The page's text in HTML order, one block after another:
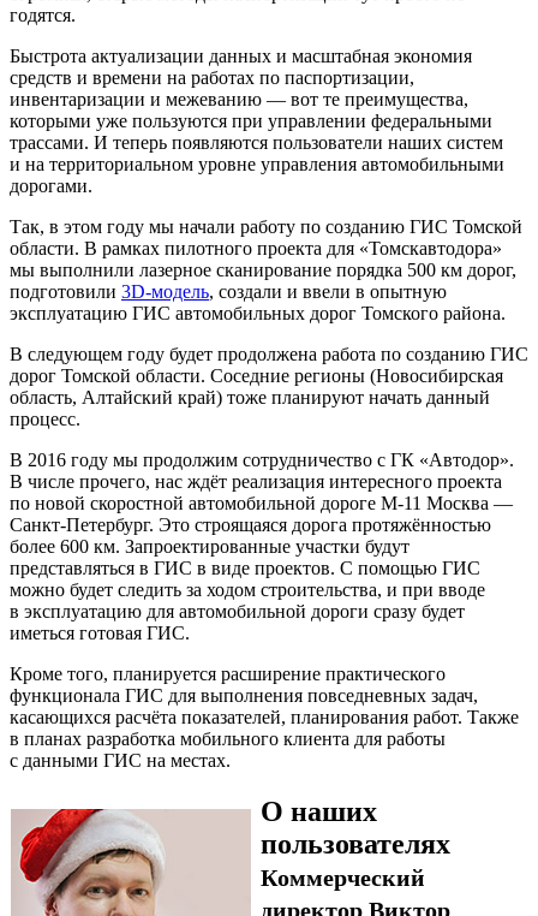
годятся.
Быстрота актуализации данных и масштабная экономия
средств и времени на работах по паспортизации,
инвентаризации и межеванию — вот те преимущества,
которыми уже пользуются при управлении федеральными
трассами. И теперь появляются пользователи наших систем
и на территориальном уровне управления автомобильными
дорогами.
Так, в этом году мы начали работу по созданию ГИС Томской
области. В рамках пилотного проекта для «Томскавтодора»
мы выполнили лазерное сканирование порядка 500 км дорог,
подготовили 3D-модель, создали и ввели в опытную
эксплуатацию ГИС автомобильных дорог Томского района.
В следующем году будет продолжена работа по созданию ГИС
дорог Томской области. Соседние регионы (Новосибирская
область, Алтайский край) тоже планируют начать данный
процесс.
В 2016 году мы продолжим сотрудничество с ГК «Автодор».
В числе прочего, нас ждёт реализация интересного проекта
по новой скоростной автомобильной дороге М-11 Москва —
Санкт-Петербург. Это строящаяся дорога протяжённостью
более 600 км. Запроектированные участки будут
представляться в ГИС в виде проектов. С помощью ГИС
можно будет следить за ходом строительства, и при вводе
в эксплуатацию для автомобильной дороги сразу будет
иметься готовая ГИС.
Кроме того, планируется расширение практического
функционала ГИС для выполнения повседневных задач,
касающихся расчёта показателей, планирования работ. Также
в планах разработка мобильного клиента для работы
с данными ГИС на местах.
О наших
пользователях
Коммерческий
директор Виктор